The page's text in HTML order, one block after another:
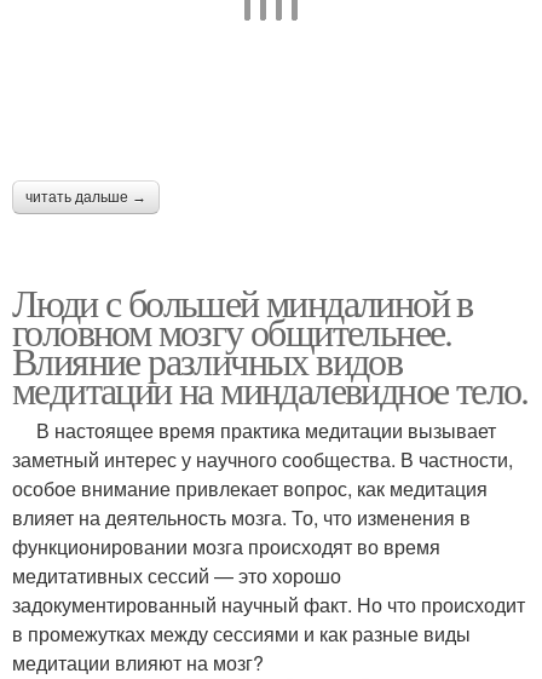
читать дальше →
Люди с большей миндалиной в
головном мозгу общительнее.
Влияние различных видов
медитации на миндалевидное тело.
В настоящее время практика медитации вызывает
заметный интерес у научного сообщества. В частности,
особое внимание привлекает вопрос, как медитация
влияет на деятельность мозга. То, что изменения в
функционировании мозга происходят во время
медитативных сессий — это хорошо
задокументированный научный факт. Но что происходит
в промежутках между сессиями и как разные виды
медитации влияют на мозг?